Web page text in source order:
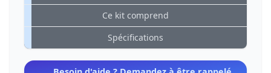
Ce kit comprend
Spécifications